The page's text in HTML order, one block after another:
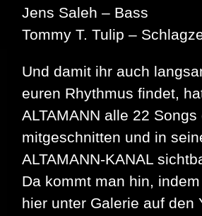
Jens Saleh – Bass
Tommy T. Tulip –
Und damit ihr auch
euren Rhythmus findet,
ALTAMANN alle 22
mitgeschnitten und in
ALTAMANN-KANAL
Da kommt man hin,
hier unter Galerie auf den